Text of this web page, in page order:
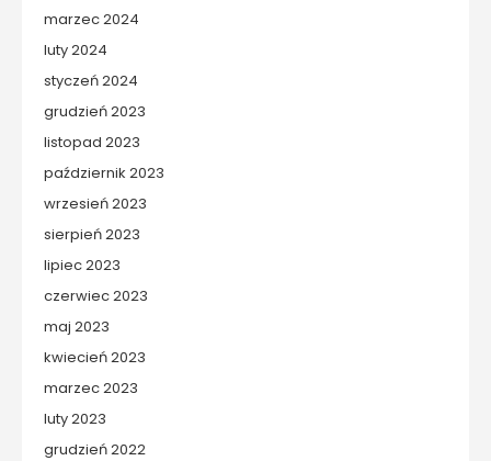
marzec 2024
luty 2024
styczeń 2024
grudzień 2023
listopad 2023
październik 2023
wrzesień 2023
sierpień 2023
lipiec 2023
czerwiec 2023
maj 2023
kwiecień 2023
marzec 2023
luty 2023
grudzień 2022